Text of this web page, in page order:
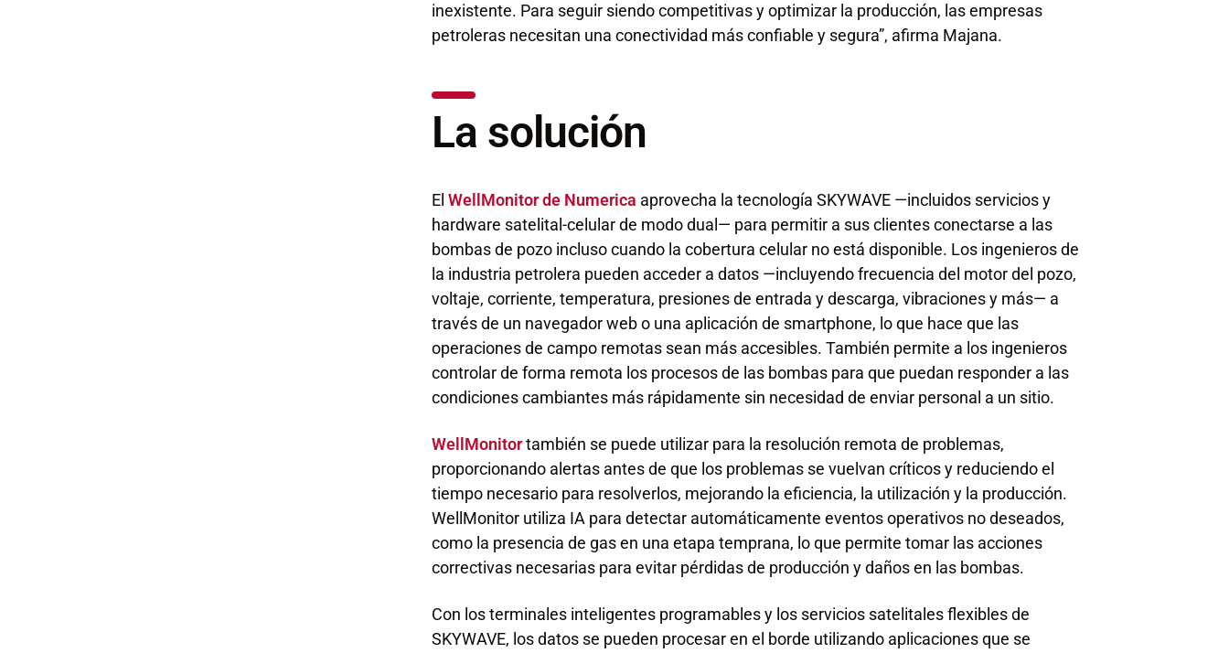
inexistente. Para seguir siendo competitivas y optimizar la producción, las empresas
petroleras necesitan una conectividad más confiable y segura”, afirma Majana.
La solución
El WellMonitor de Numerica aprovecha la tecnología SKYWAVE —incluidos servicios y
hardware satelital-celular de modo dual— para permitir a sus clientes conectarse a las
bombas de pozo incluso cuando la cobertura celular no está disponible. Los ingenieros de
la industria petrolera pueden acceder a datos —incluyendo frecuencia del motor del pozo,
voltaje, corriente, temperatura, presiones de entrada y descarga, vibraciones y más— a
través de un navegador web o una aplicación de smartphone, lo que hace que las
operaciones de campo remotas sean más accesibles. También permite a los ingenieros
controlar de forma remota los procesos de las bombas para que puedan responder a las
condiciones cambiantes más rápidamente sin necesidad de enviar personal a un sitio.
WellMonitortambién se puede utilizar para la resolución remota de problemas,
proporcionando alertas antes de que los problemas se vuelvan críticos y reduciendo el
tiempo necesario para resolverlos, mejorando la eficiencia, la utilización y la producción.
WellMonitor utiliza IA para detectar automáticamente eventos operativos no deseados,
como la presencia de gas en una etapa temprana, lo que permite tomar las acciones
correctivas necesarias para evitar pérdidas de producción y daños en las bombas.
Con los terminales inteligentes programables y los servicios satelitales flexibles de
SKYWAVE, los datos se pueden procesar en el borde utilizando aplicaciones que se